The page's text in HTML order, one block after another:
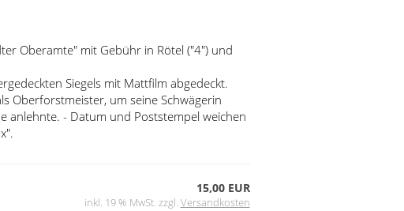
Oberamte" mit Gebühr in Rötel ("4") und
Siegels mit Mattfilm abgedeckt.
Oberforstmeister, um seine Schwägerin
anlehnte. - Datum und Poststempel weichen
15,00 EUR
inkl. 19 % MwSt. zzgl. Versandkosten